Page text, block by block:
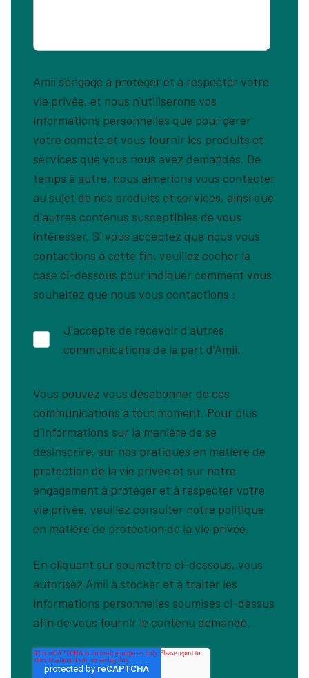
Amii s'engage à protéger et à respecter votre
vie privée, et nous n'utiliserons vos
informations personnelles que pour gérer
votre compte et vous fournir les produits et
services que vous nous avez demandés. De
temps à autre, nous aimerions vous contacter
au sujet de nos produits et services, ainsi que
d'autres contenus susceptibles de vous
intéresser. Si vous acceptez que nous vous
contactions à cette fin, veuillez cocher la
case ci-dessous pour indiquer comment vous
souhaitez que nous vous contactions :
J'accepte de recevoir d'autres
communications de la part d'Amii.
Vous pouvez vous désabonner de ces
communications à tout moment. Pour plus
d'informations sur la manière de se
désinscrire, sur nos pratiques en matière de
protection de la vie privée et sur notre
engagement à protéger et à respecter votre
vie privée, veuillez consulter notre politique
en matière de protection de la vie privée.
En cliquant sur soumettre ci-dessous, vous
autorisez Amii à stocker et à traiter les
informations personnelles soumises ci-dessus
afin de vous fournir le contenu demandé.